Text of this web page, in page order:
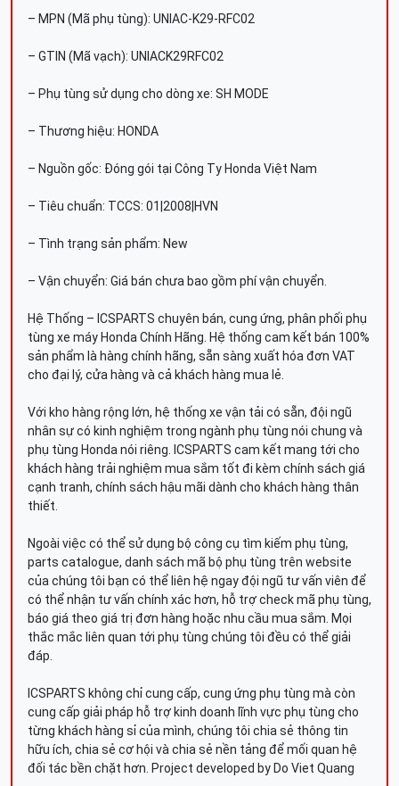
– MPN (Mã phụ tùng): UNIAC-K29-RFC02
– GTIN (Mã vạch): UNIACK29RFC02
– Phụ tùng sử dụng cho dòng xe: SH MODE
– Thương hiệu: HONDA
– Nguồn gốc: Đóng gói tại Công Ty Honda Việt Nam
– Tiêu chuẩn: TCCS: 01|2008|HVN
– Tình trạng sản phẩm: New
– Vận chuyển: Giá bán chưa bao gồm phí vận chuyển.
Hệ Thống – ICSPARTS chuyên bán, cung ứng, phân phối phụ
tùng xe máy Honda Chính Hãng. Hệ thống cam kết bán 100%
sản phẩm là hàng chính hãng, sẵn sàng xuất hóa đơn VAT
cho đại lý, cửa hàng và cả khách hàng mua lẻ.
Với kho hàng rộng lớn, hệ thống xe vận tải có sẵn, đội ngũ
nhân sự có kinh nghiệm trong ngành phụ tùng nói chung và
phụ tùng Honda nói riêng. ICSPARTS cam kết mang tới cho
khách hàng trải nghiệm mua sắm tốt đi kèm chính sách giá
cạnh tranh, chính sách hậu mãi dành cho khách hàng thân
thiết.
Ngoài việc có thể sử dụng bộ công cụ tìm kiếm phụ tùng,
parts catalogue, danh sách mã bộ phụ tùng trên website
của chúng tôi bạn có thể liên hệ ngay đội ngũ tư vấn viên để
có thể nhận tư vấn chính xác hơn, hỗ trợ check mã phụ tùng,
báo giá theo giá trị đơn hàng hoặc nhu cầu mua sắm. Mọi
thắc mắc liên quan tới phụ tùng chúng tôi đều có thể giải
đáp.
ICSPARTS không chỉ cung cấp, cung ứng phụ tùng mà còn
cung cấp giải pháp hỗ trợ kinh doanh lĩnh vực phụ tùng cho
từng khách hàng sỉ của mình, chúng tôi chia sẻ thông tin
hữu ích, chia sẻ cơ hội và chia sẻ nền tảng để mối quan hệ
đối tác bền chặt hơn. Project developed by Do Viet Quang